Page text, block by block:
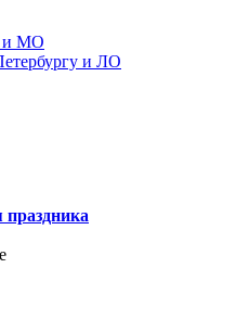
и МО
и ЛО
праздника